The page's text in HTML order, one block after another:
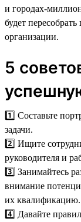
и городах-
будет
организации.
5
1️⃣ Составьте
задачи.
2️⃣ Ищите
руководителя и
3️⃣ Занимайтесь
внимание
их квалификацию.
4️⃣ Давайте